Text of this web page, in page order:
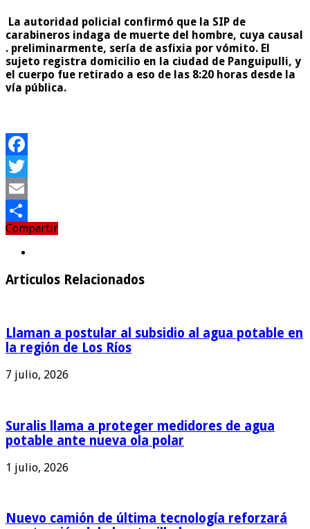
La autoridad policial confirmó que la SIP de
carabineros indaga de muerte del hombre, cuya causal
. preliminarmente, sería de asfixia por vómito. El
sujeto registra domicilio en la ciudad de Panguipulli, y
el cuerpo fue retirado a eso de las 8:20 horas desde la
vía pública.
Facebook
Twitter
Email
Compartir
Compartir
Articulos Relacionados
Llaman a postular al subsidio al agua potable en
la región de Los Ríos
7 julio, 2026
Suralis llama a proteger medidores de agua
potable ante nueva ola polar
1 julio, 2026
Nuevo camión de última tecnología reforzará